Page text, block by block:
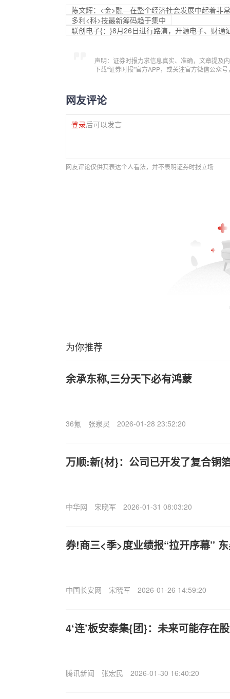
陈文辉：<金>融—在整个经济社会发展中起着非
多利<科>技最新筹码趋于集中
联创电子{：}8月26日进行路演，开源电子、财通
声明：证券时报力求信息真实、准确，文章提及
下载“证券时报”官方APP，或关注官方微信公众
网友评论
登录后可以发言
网友评论仅供其表达个人看法，并不表明证券时报立场
为你推荐
余承东称,三分天下必有鸿蒙
36氪 张泉灵 2026-01-28 23:52:20
万顺:新{材}：公司已开发了复合铜
中华网 宋晓军 2026-01-31 08:03:20
券!商三<季>度业绩报“拉开序幕”
中国长安网 宋晓军 2026-01-26 14:59:20
4‘连’板安泰集{团}：未来可能存在
腾讯新闻 张宏民 2026-01-30 16:40:20